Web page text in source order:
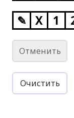
✎ X 1
Отменить
Очистить